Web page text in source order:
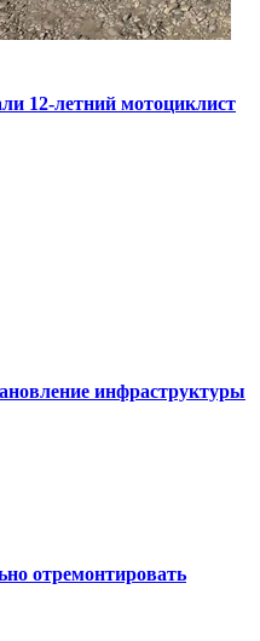
12-летний мотоциклист
инфраструктуры
отремонтировать